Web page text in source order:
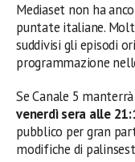
Mediaset non ha
puntate italiane.
suddivisi gli episodi
programmazione
Se Canale 5
venerdì sera alle
pubblico per gran
modifiche di